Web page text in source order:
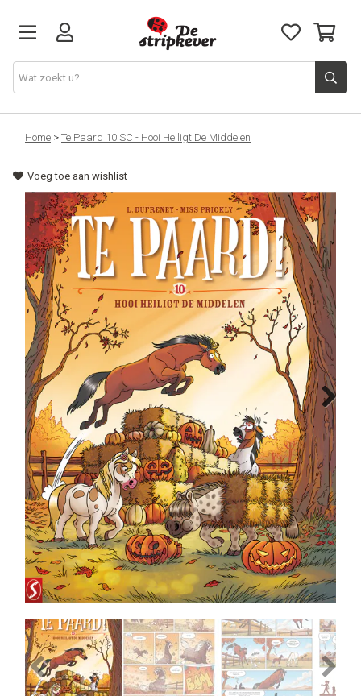
STRIPKEVER
NIEUWE RELEASES
EVENTS
STRIPS
JEUGD
GRAPHIC NOVELS
MANGA
COMICS
TOP-10
CADEAUBON
CONTACT
Home > Te Paard 10 SC - Hooi Heiligt De Middelen
Voeg toe aan wishlist
Next
Previous Next